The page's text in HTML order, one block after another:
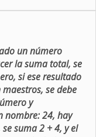
un número
la suma total, se
si ese resultado
se debe
y
nombre: 24, hay
suma 2 + 4, y el